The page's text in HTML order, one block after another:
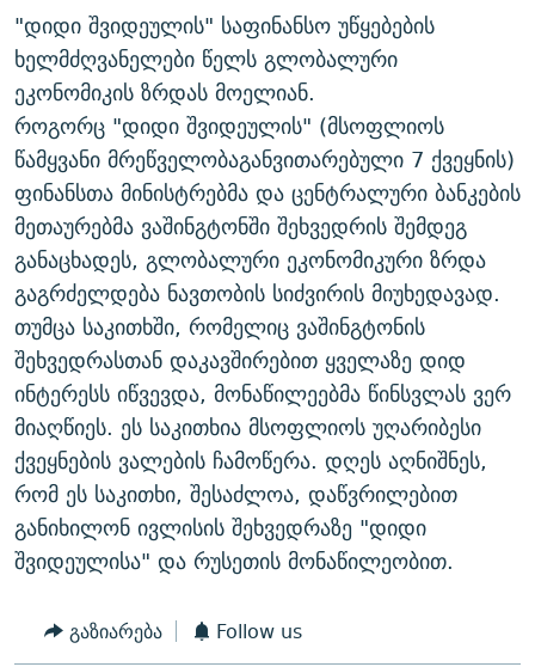
ᲓᲘᲚᲘᲡ ᲡᲐᲣᲑᲠᲔᲑᲘ
ᲛᲝᲚᲐᲞᲐᲠᲐᲙᲔ ᲢᲔᲥᲡᲢᲔᲑᲘ
ᲨᲘᲜ - ᲣᲪᲮᲝᲔᲗᲨᲘ
ᲚᲘᲢᲔᲠᲐᲢᲣᲠᲣᲚᲘ ᲬᲐᲮᲜᲐᲒᲔᲑᲘ
ᲐᲛᲔᲠᲘᲙᲣᲚᲘ ᲛᲝᲗᲮᲠᲝᲑᲐ
ᲘᲛᲞᲔᲠᲘᲐ ᲓᲐ ᲠᲐᲓᲘᲝ
ᲓᲐᲛᲝᲣᲙᲘᲓᲔᲑᲚᲝᲑᲘᲡ 100 ᲬᲔᲚᲘ
ᲩᲔᲛᲘ ᲡᲘᲙᲕᲓᲘᲚᲘᲡ ᲛᲘᲖᲔᲖᲘᲐ COVID-19
11 ᲬᲔᲚᲘ - 11 ᲐᲛᲑᲐᲕᲘ
ᲡᲐᲞᲐᲠᲚᲐᲛᲔᲜᲢᲝ ᲐᲠᲩᲔᲕᲜᲔᲑᲘᲡ ᲘᲡᲢᲝᲠᲘᲐ
ᲑᲐᲕᲨᲕᲔᲑᲘ ᲞᲠᲝᲡᲢᲘᲢᲣᲪᲘᲐᲨᲘ - ᲐᲛᲝᲣᲗᲥᲛᲔᲚᲘ ᲐᲛᲑᲐᲕᲘ
5 ᲐᲛᲑᲐᲕᲘ - 20 ᲘᲕᲜᲘᲡᲡ ᲓᲐᲨᲐᲕᲔᲑᲣᲚᲔᲑᲘ
ᲐᲒᲕᲘᲡᲢᲝᲡ ᲝᲛᲘ
ПРИВЕТ ᲙᲣᲚᲢᲣᲠᲐ
ЭХО КАВКАЗА
ᲒᲐᲛᲝᲘᲬᲔᲠᲔ
რთე/რთ-ის ყველა საიტი
"დიდი შვიდეულის" საფინანსო უწყებების
ხელმძღვანელები წელს გლობალური
ეკონომიკის ზრდას მოელიან.
როგორც "დიდი შვიდეულის" (მსოფლიოს
წამყვანი მრეწველობაგანვითარებული 7 ქვეყნის)
ფინანსთა მინისტრებმა და ცენტრალური ბანკების
მეთაურებმა ვაშინგტონში შეხვედრის შემდეგ
განაცხადეს, გლობალური ეკონომიკური ზრდა
გაგრძელდება ნავთობის სიძვირის მიუხედავად.
თუმცა საკითხში, რომელიც ვაშინგტონის
შეხვედრასთან დაკავშირებით ყველაზე დიდ
ინტერესს იწვევდა, მონაწილეებმა წინსვლას ვერ
მიაღწიეს. ეს საკითხია მსოფლიოს უღარიბესი
ქვეყნების ვალების ჩამოწერა. დღეს აღნიშნეს,
რომ ეს საკითხი, შესაძლოა, დაწვრილებით
განიხილონ ივლისის შეხვედრაზე "დიდი
შვიდეულისა" და რუსეთის მონაწილეობით.
გაზიარება Follow us